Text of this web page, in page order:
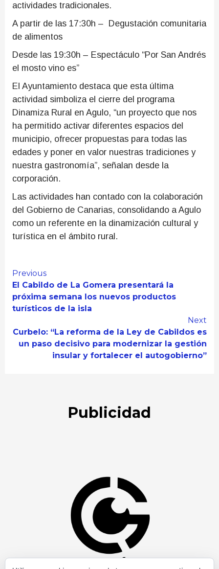
actividades tradicionales.
A partir de las 17:30h – Degustación comunitaria
de alimentos
Desde las 19:30h – Espectáculo “Por San Andrés
el mosto vino es”
El Ayuntamiento destaca que esta última
actividad simboliza el cierre del programa
Dinamiza Rural en Agulo, “un proyecto que nos
ha permitido activar diferentes espacios del
municipio, ofrecer propuestas para todas las
edades y poner en valor nuestras tradiciones y
nuestra gastronomía”, señalan desde la
corporación.
Las actividades han contado con la colaboración
del Gobierno de Canarias, consolidando a Agulo
como un referente en la dinamización cultural y
turística en el ámbito rural.
Continue
Reading
Previous
El Cabildo de La Gomera presentará la
próxima semana los nuevos productos
turísticos de la isla
Next
Curbelo: “La reforma de la Ley de Cabildos es
un paso decisivo para modernizar la gestión
insular y fortalecer el autogobierno”
Publicidad